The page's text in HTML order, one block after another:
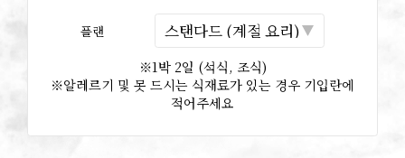
플랜
※1박 2일 (석식, 조식)
※알레르기 및 못 드시는 식재료가 있는 경우 기입란에
적어주세요